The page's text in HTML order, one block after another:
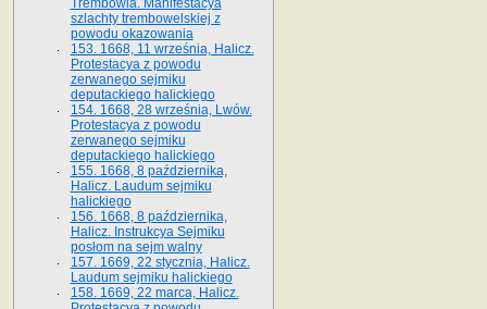
Trembowla. Manifestacya
szlachty trembowelskiej z
powodu okazowania
153. 1668, 11 września, Halicz.
Protestacya z powodu
zerwanego sejmiku
deputackiego halickiego
154. 1668, 28 września, Lwów.
Protestacya z powodu
zerwanego sejmiku
deputackiego halickiego
155. 1668, 8 października,
Halicz. Laudum sejmiku
halickiego
156. 1668, 8 października,
Halicz. Instrukcya Sejmiku
posłom na sejm walny
157. 1669, 22 stycznia, Halicz.
Laudum sejmiku halickiego
158. 1669, 22 marca, Halicz.